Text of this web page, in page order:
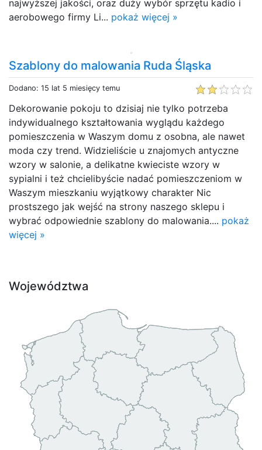
najwyższej jakości, oraz duży wybór sprzętu kadio i
aerobowego firmy Li... pokaż więcej »
Szablony do malowania Ruda Śląska
Dodano: 15 lat 5 miesięcy temu
Dekorowanie pokoju to dzisiaj nie tylko potrzeba
indywidualnego kształtowania wyglądu każdego
pomieszczenia w Waszym domu z osobna, ale nawet
moda czy trend. Widzieliście u znajomych antyczne
wzory w salonie, a delikatne kwieciste wzory w
sypialni i też chcielibyście nadać pomieszczeniom w
Waszym mieszkaniu wyjątkowy charakter Nic
prostszego jak wejść na strony naszego sklepu i
wybrać odpowiednie szablony do malowania.... pokaż
więcej »
Województwa